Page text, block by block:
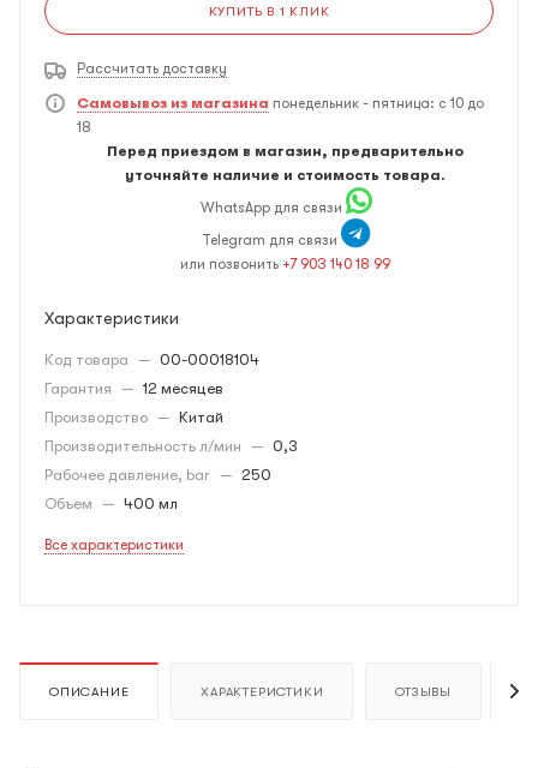
КУПИТЬ В 1 КЛИК
Рассчитать доставку
Самовывоз из магазина понедельник - пятница: с 10 до
18
Перед приездом в магазин, предварительно
уточняйте наличие и стоимость товара.
WhatsApp для связи
Telegram для связи
или позвонить +7 903 140 18 99
Характеристики
Код товара — 00-00018104
Гарантия — 12 месяцев
Производство — Китай
Производительность л/мин — 0,3
Рабочее давление, bar — 250
Объем — 400 мл
Все характеристики
ОПИСАНИЕ ХАРАКТЕРИСТИКИ ОТЗЫВЫ